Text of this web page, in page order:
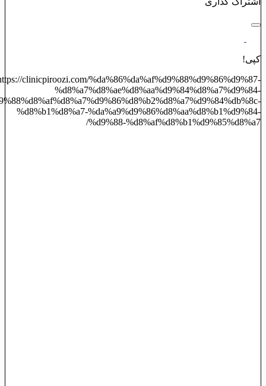
کپی!
clinicpiroozi.com/%da%86%da%af%d9%88%d9%86%d9%87-
%d8%a7%d8%ae%d8%aa%d9%84%d8%a7%d9%84-
%d8%b1%d8%a7-%da%a9%d9%86%d8%aa%d8%b1%d9%84-
%d9%88-%d8%af%d8%b1%d9%85%d8%a7/